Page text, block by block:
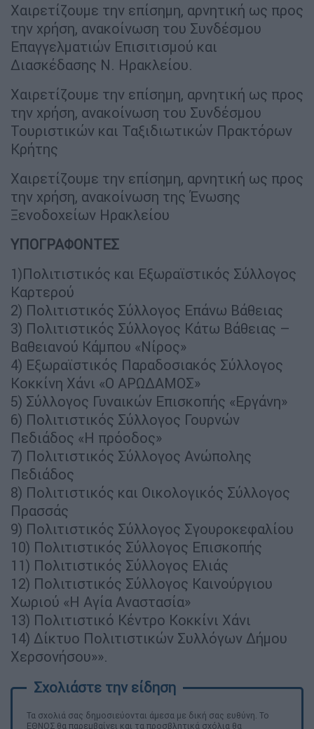
Χαιρετίζουμε την επίσημη, αρνητική ως προς
την χρήση, ανακοίνωση του Συνδέσμου
Επαγγελματιών Επισιτισμού και
Διασκέδασης Ν. Ηρακλείου.
Χαιρετίζουμε την επίσημη, αρνητική ως προς
την χρήση, ανακοίνωση του Συνδέσμου
Τουριστικών και Ταξιδιωτικών Πρακτόρων
Κρήτης
Χαιρετίζουμε την επίσημη, αρνητική ως προς
την χρήση, ανακοίνωση της Ένωσης
Ξενοδοχείων Ηρακλείου
ΥΠΟΓΡΑΦΟΝΤΕΣ
1)Πολιτιστικός και Εξωραϊστικός Σύλλογος
Καρτερού
2) Πολιτιστικός Σύλλογος Επάνω Βάθειας
3) Πολιτιστικός Σύλλογος Κάτω Βάθειας –
Βαθειανού Κάμπου «Νίρος»
4) Εξωραϊστικός Παραδοσιακός Σύλλογος
Κοκκίνη Χάνι «Ο ΑΡΩΔΑΜΟΣ»
5) Σύλλογος Γυναικών Επισκοπής «Εργάνη»
6) Πολιτιστικός Σύλλογος Γουρνών
Πεδιάδος «Η πρόοδος»
7) Πολιτιστικός Σύλλογος Ανώπολης
Πεδιάδος
8) Πολιτιστικός και Οικολογικός Σύλλογος
Πρασσάς
9) Πολιτιστικός Σύλλογος Σγουροκεφαλίου
10) Πολιτιστικός Σύλλογος Επισκοπής
11) Πολιτιστικός Σύλλογος Ελιάς
12) Πολιτιστικός Σύλλογος Καινούργιου
Χωριού «Η Αγία Αναστασία»
13) Πολιτιστικό Κέντρο Κοκκίνι Χάνι
14) Δίκτυο Πολιτιστικών Συλλόγων Δήμου
Χερσονήσου»».
Τα σχολιά σας δημοσιεύονται άμεσα με δική σας ευθύνη. Το
ΕΘΝΟΣ θα παρεμβαίνει και τα προσβλητικά σχόλια θα